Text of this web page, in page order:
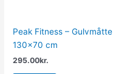
Peak Fitness – Gulvmåtte
130×70 cm
295.00kr.